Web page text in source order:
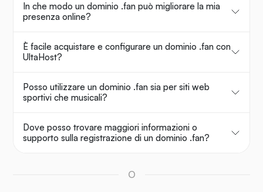
In che modo un dominio .fan può migliorare la mia
presenza online?
È facile acquistare e configurare un dominio .fan con
UltaHost?
Posso utilizzare un dominio .fan sia per siti web
sportivi che musicali?
Dove posso trovare maggiori informazioni o
supporto sulla registrazione di un dominio .fan?
O